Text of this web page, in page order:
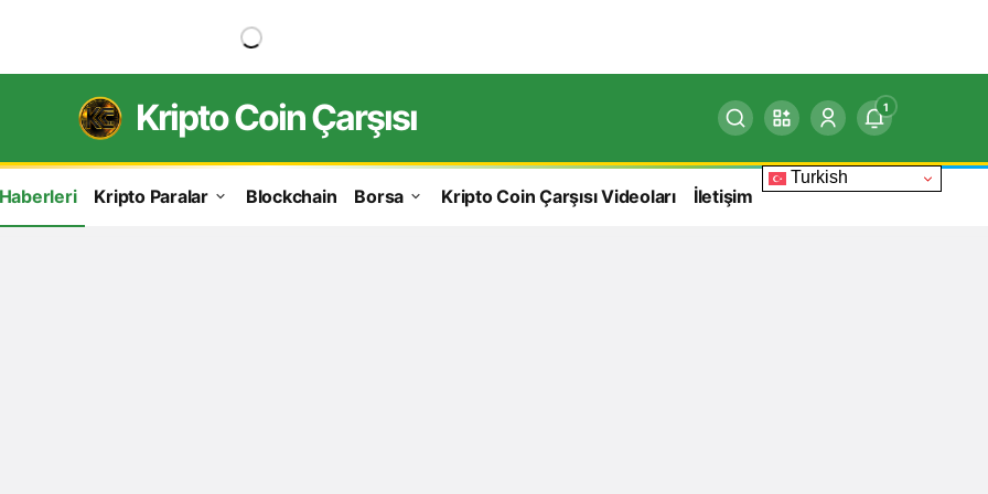
Kripto Coin Çarşısı 1
Kripto Paralar Blockchain Borsa Kripto Coin Çarşısı Videoları İletişim
Turkish